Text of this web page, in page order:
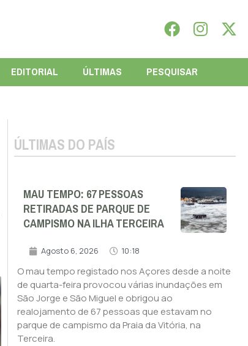
EDITORIAL ÚLTIMAS PESQUISAR
ÚLTIMAS DO PAÍS
MAU TEMPO: 67 PESSOAS
RETIRADAS DE PARQUE DE
CAMPISMO NA ILHA TERCEIRA
Agosto 6, 2026 10:18
O mau tempo registado nos Açores desde a noite
de quarta-feira provocou várias inundações em
São Jorge e São Miguel e obrigou ao
realojamento de 67 pessoas que estavam no
parque de campismo da Praia da Vitória, na
Terceira.